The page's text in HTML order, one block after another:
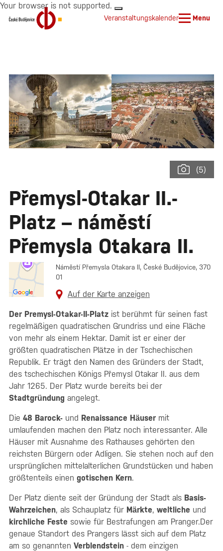
Your browser is not supported.
Veranstaltungskalender Menu
(5)
Přemysl-Otakar II.-
Platz – náměstí
Přemysla Otakara II.
Náměstí Přemysla Otakara II, České Budějovice, 370
01
Auf der Karte anzeigen
Der Premysl-Otakar-II-Platz ist berühmt für seinen fast
regelmäßigen quadratischen Grundriss und eine Fläche
von mehr als einem Hektar. Damit ist er einer der
größten quadratischen Plätze in der Tschechischen
Republik. Er trägt den Namen des Gründers der Stadt,
des tschechischen Königs Přemysl Otakar II. aus dem
Jahr 1265. Der Platz wurde bereits bei der
Stadtgründung angelegt.
Die 48 Barock- und Renaissance Häuser mit
umlaufenden machen den Platz noch interessanter. Alle
Häuser mit Ausnahme des Rathauses gehörten den
reichsten Bürgern oder Adligen. Sie stehen noch auf den
ursprünglichen mittelalterlichen Grundstücken und haben
größtenteils einen gotischen Kern.
Der Platz diente seit der Gründung der Stadt als Basis-
Wahrzeichen, als Schauplatz für Märkte, weltliche und
kirchliche Feste sowie für Bestrafungen am Pranger.Der
genaue Standort des Prangers lässt sich auf dem Platz
am so genannten Verblendstein - dem einzigen